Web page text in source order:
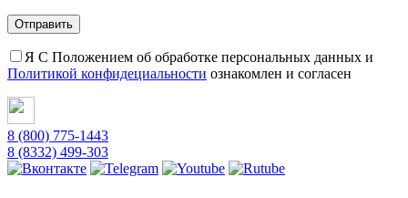
Я С Положением об обработке персональных данных и
Политикой конфидециальности ознакомлен и согласен
8 (800) 775-1443
8 (8332) 499-303